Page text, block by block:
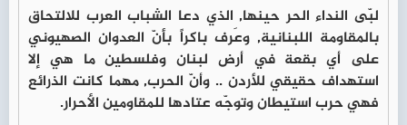
لبّى النداء الحر حينها, الذي دعا الشباب العرب للالتحاق
بالمقاومة اللبنانية, وعَرف باكراً بأنّ العدوان الصهيوني
على أي بقعة في أرض لبنان وفلسطين ما هي إلا
استهداف حقيقي للأردن .. وأنّ الحرب, مهما كانت الذرائع
فهي حرب استيطان وتوجّه عتادها للمقاومين الأحرار.